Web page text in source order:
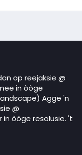
op reejaksie @
in òòge
Agge 'n
@
òòge resolusie. 't